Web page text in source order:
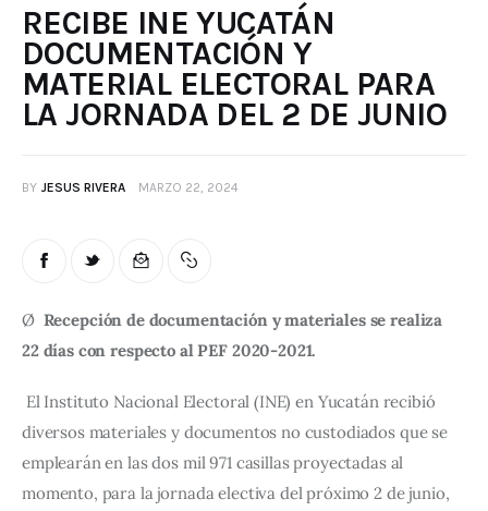
RECIBE INE YUCATÁN
DOCUMENTACIÓN Y
MATERIAL ELECTORAL PARA
LA JORNADA DEL 2 DE JUNIO
BY JESUS RIVERA MARZO 22, 2024
Ø Recepción de documentación y materiales se realiza
22 días con respecto al PEF 2020-2021.
El Instituto Nacional Electoral (INE) en Yucatán recibió
diversos materiales y documentos no custodiados que se
emplearán en las dos mil 971 casillas proyectadas al
momento, para la jornada electiva del próximo 2 de junio,